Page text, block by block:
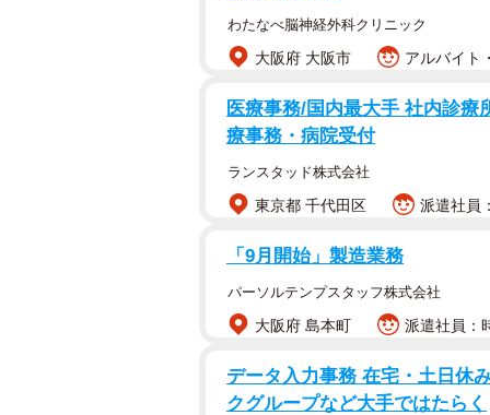
わたなべ脳神経外科クリニック
大阪府 大阪市 アルバイト
医療事務/国内最大手 社内診
療事務・病院受付
ランスタッド株式会社
東京都 千代田区 派遣社員
「9月開始」製造業務
パーソルテンプスタッフ株式会社
大阪府 島本町 派遣社員：
データ入力事務 在宅・土日休
クグループなど大手ではたらく